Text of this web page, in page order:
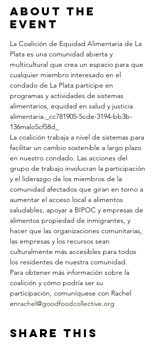
About the
Event
La Coalición de Equidad Alimentaria de La
Plata es una comunidad abierta y
multicultural que crea un espacio para que
cualquier miembro interesado en el
condado de La Plata participe en
programas y actividades de sistemas
alimentarios, equidad en salud y justicia
alimentaria._cc781905-5cde-3194-bb3b-
136malo5cf58d_
La coalición trabaja a nivel de sistemas para
facilitar un cambio sostenible a largo plazo
en nuestro condado. Las acciones del
grupo de trabajo involucran la participación
y el liderazgo de los miembros de la
comunidad afectados que giran en torno a
aumentar el acceso local a alimentos
saludables, apoyar a BIPOC y empresas de
alimentos propiedad de inmigrantes, y
hacer que las organizaciones comunitarias,
las empresas y los recursos sean
culturalmente más accesibles para todos
los residentes de nuestra comunidad.
Para obtener más información sobre la
coalición y cómo podría ser su
participación, comuníquese con Rachel
enrachel@goodfoodcollective.org
Share This